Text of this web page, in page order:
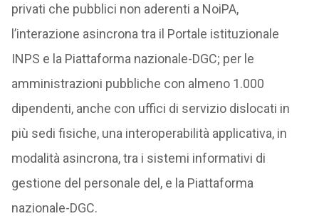
privati che pubblici non aderenti a NoiPA,
l’interazione asincrona tra il Portale istituzionale
INPS e la Piattaforma nazionale-DGC; per le
amministrazioni pubbliche con almeno 1.000
dipendenti, anche con uffici di servizio dislocati in
più sedi fisiche, una interoperabilità applicativa, in
modalità asincrona, tra i sistemi informativi di
gestione del personale del, e la Piattaforma
nazionale-DGC.